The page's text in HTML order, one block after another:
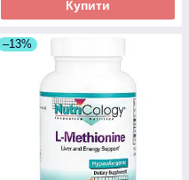
Купити
–13%